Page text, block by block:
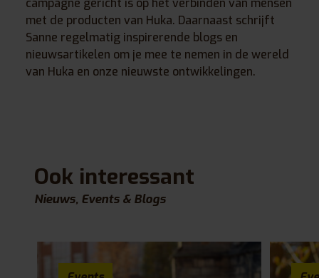
campagne gericht is op het verbinden van mensen
met de producten van Huka. Daarnaast schrijft
Sanne regelmatig inspirerende blogs en
nieuwsartikelen om je mee te nemen in de wereld
van Huka en onze nieuwste ontwikkelingen.
Ook interessant
Nieuws, Events & Blogs